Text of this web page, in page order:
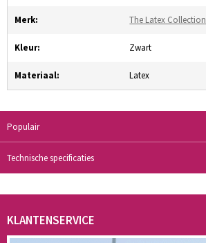
Merk: The Latex Collection
Kleur: Zwart
Materiaal: Latex
Populair
Technische specificaties
KLANTENSERVICE